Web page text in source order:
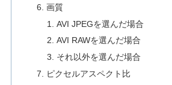
画質
AVI JPEGを選んだ場合
AVI RAWを選んだ場合
それ以外を選んだ場合
ピクセルアスペクト比